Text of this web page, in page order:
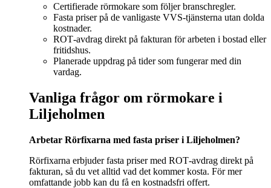
Certifierade rörmokare som följer branschregler.
Fasta priser på de vanligaste VVS‑tjänsterna utan dolda
kostnader.
ROT‑avdrag direkt på fakturan för arbeten i bostad eller
fritidshus.
Planerade uppdrag på tider som fungerar med din
vardag.
Vanliga frågor om rörmokare i
Liljeholmen
Arbetar Rörfixarna med fasta priser i Liljeholmen?
Rörfixarna erbjuder fasta priser med ROT‑avdrag direkt på
fakturan, så du vet alltid vad det kommer kosta. För mer
omfattande jobb kan du få en kostnadsfri offert.